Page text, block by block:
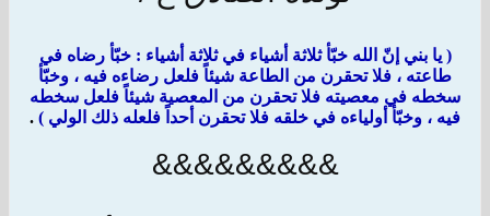
( يا بني إنّ الله خبّأ ثلاثة أشياء في ثلاثة أشياء : خبّأ رضاه في
طاعته ، فلا تحقرن من الطاعة شيئاً فلعل رضاءه فيه ، وخبّأ
سخطه في معصيته فلا تحقرن من المعصية شيئاً فلعل سخطه
فيه ، وخبّأ أولياءه في خلقه فلا تحقرن أحداً فلعله ذلك الولي ) .
&&&&&&&&&